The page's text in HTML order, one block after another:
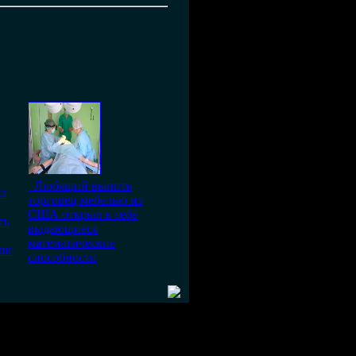
Любящий выпить
торговец мебелью из
США открыл в себе
выдающиеся
математические
способности